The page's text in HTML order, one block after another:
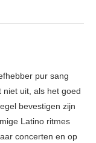
pur sang
niet uit, als het goed
bevestigen zijn
Latino ritmes
concerten en op